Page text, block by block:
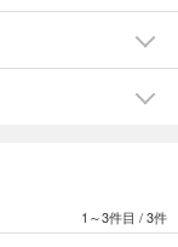
1～3件目 /3件